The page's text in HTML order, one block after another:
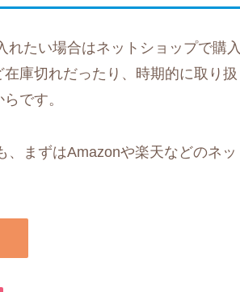
たい場合はネットショップで購入
庫切れだったり、時期的に取り扱
です。
、まずはAmazonや楽天などのネッ